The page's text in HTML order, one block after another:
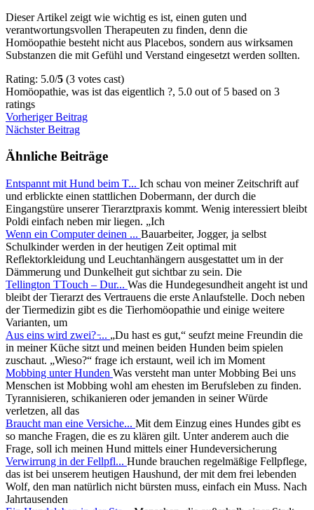
Dieser Artikel zeigt wie wichtig es ist, einen guten und
verantwortungsvollen Therapeuten zu finden, denn die
Homöopathie besteht nicht aus Placebos, sondern aus wirksamen
Substanzen die mit Gefühl und Verstand eingesetzt werden sollten.
Rating: 5.0/5 (3 votes cast)
Homöopathie, was ist das eigentlich ?, 5.0 out of 5 based on 3
ratings
Vorheriger Beitrag
Nächster Beitrag
Ähnliche Beiträge
Entspannt mit Hund beim T... Ich schau von meiner Zeitschrift auf
und erblickte einen stattlichen Dobermann, der durch die
Eingangstüre unserer Tierarztpraxis kommt. Wenig interessiert bleibt
Poldi einfach neben mir liegen. „Ich
Wenn ein Computer deinen ... Bauarbeiter, Jogger, ja selbst
Schulkinder werden in der heutigen Zeit optimal mit
Reflektorkleidung und Leuchtanhängern ausgestattet um in der
Dämmerung und Dunkelheit gut sichtbar zu sein. Die
Tellington TTouch – Dur... Was die Hundegesundheit angeht ist und
bleibt der Tierarzt des Vertrauens die erste Anlaufstelle. Doch neben
der Tiermedizin gibt es die Tierhomöopathie und einige weitere
Varianten, um
Aus eins wird zwei? ̵... „Du hast es gut,“ seufzt meine Freundin die
in meiner Küche sitzt und meinen beiden Hunden beim spielen
zuschaut. „Wieso?“ frage ich erstaunt, weil ich im Moment
Mobbing unter Hunden Was versteht man unter Mobbing Bei uns
Menschen ist Mobbing wohl am ehesten im Berufsleben zu finden.
Tyrannisieren, schikanieren oder jemanden in seiner Würde
verletzen, all das
Braucht man eine Versiche... Mit dem Einzug eines Hundes gibt es
so manche Fragen, die es zu klären gilt. Unter anderem auch die
Frage, soll ich meinen Hund mittels einer Hundeversicherung
Verwirrung in der Fellpfl... Hunde brauchen regelmäßige Fellpflege,
das ist bei unserem heutigen Haushund, der mit dem frei lebenden
Wolf, den man natürlich nicht bürsten muss, einfach ein Muss. Nach
Jahrtausenden